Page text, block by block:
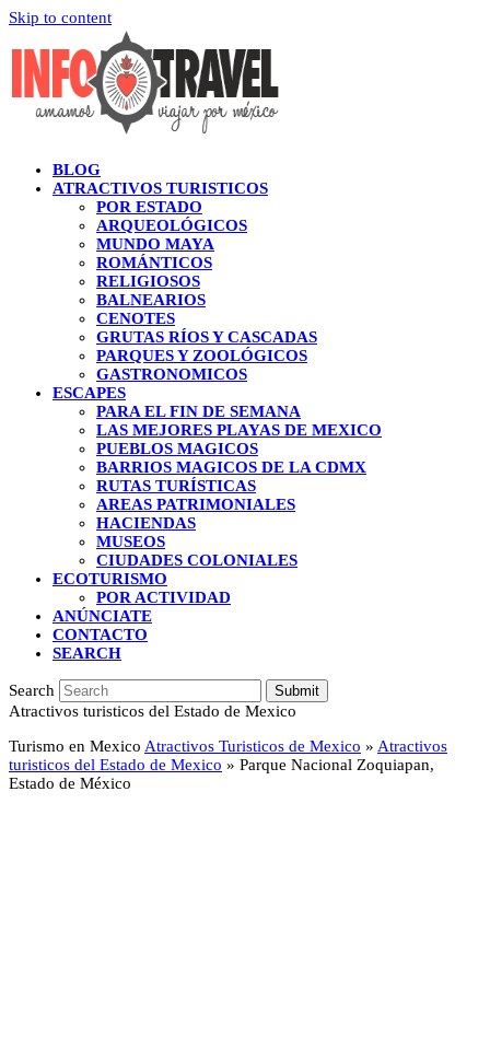
Skip to content
BLOG
ATRACTIVOS TURISTICOS
POR ESTADO
ARQUEOLÓGICOS
MUNDO MAYA
ROMÁNTICOS
RELIGIOSOS
BALNEARIOS
CENOTES
GRUTAS RÍOS Y CASCADAS
PARQUES Y ZOOLÓGICOS
GASTRONOMICOS
ESCAPES
PARA EL FIN DE SEMANA
LAS MEJORES PLAYAS DE MEXICO
PUEBLOS MAGICOS
BARRIOS MAGICOS DE LA CDMX
RUTAS TURÍSTICAS
AREAS PATRIMONIALES
HACIENDAS
MUSEOS
CIUDADES COLONIALES
ECOTURISMO
POR ACTIVIDAD
ANÚNCIATE
CONTACTO
SEARCH
Search Submit
Atractivos turisticos del Estado de Mexico
Turismo en Mexico Atractivos Turisticos de Mexico » Atractivos
turisticos del Estado de Mexico » Parque Nacional Zoquiapan,
Estado de México